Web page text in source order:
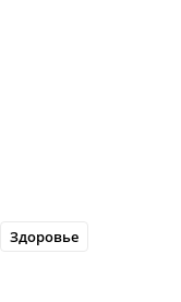
Здоровье